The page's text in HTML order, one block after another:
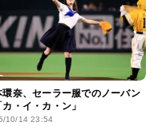
環奈、セーラー服でのノーバン
カ・イ・カ・ン」
10/14 23:54